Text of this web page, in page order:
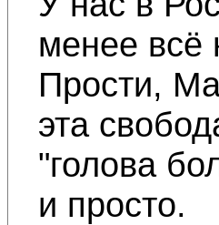
менее всё
Прости,
эта
"голова
и просто.